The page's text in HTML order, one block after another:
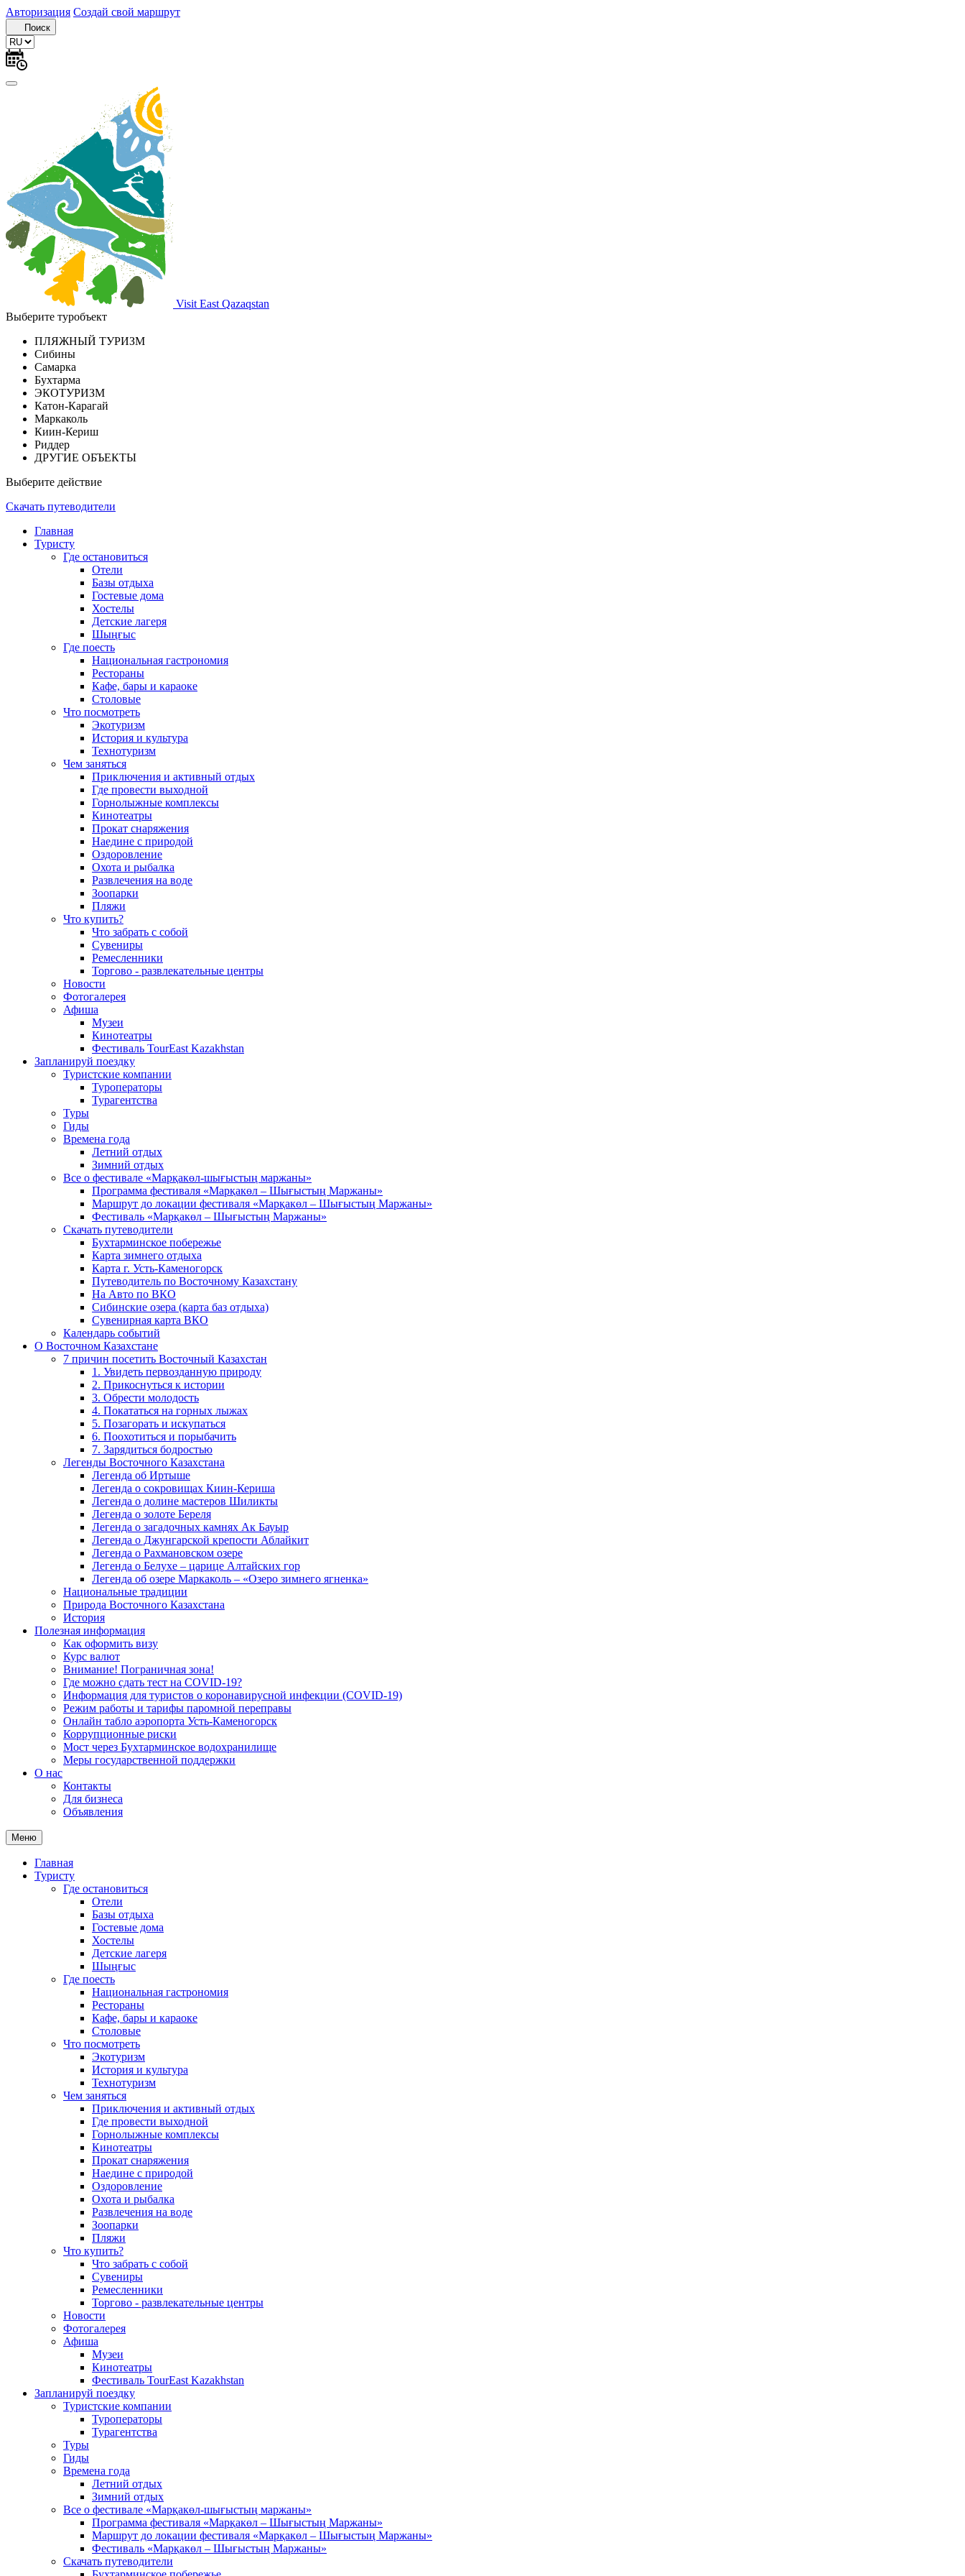
Авторизация Создай свой маршрут
Поиск
Visit East Qazaqstan
Выберите туробъект
ПЛЯЖНЫЙ ТУРИЗМ
Сибины
Самарка
Бухтарма
ЭКОТУРИЗМ
Катон-Карагай
Маркаколь
Киин-Кериш
Риддер
ДРУГИЕ ОБЪЕКТЫ
Выберите действие
Скачать путеводители
Главная
Туристу
Где остановиться
Отели
Базы отдыха
Гостевые дома
Хостелы
Детские лагеря
Шыңғыс
Где поесть
Национальная гастрономия
Рестораны
Кафе, бары и караоке
Столовые
Что посмотреть
Экотуризм
История и культура
Технотуризм
Чем заняться
Приключения и активный отдых
Где провести выходной
Горнолыжные комплексы
Кинотеатры
Прокат снаряжения
Наедине с природой
Оздоровление
Охота и рыбалка
Развлечения на воде
Зоопарки
Пляжи
Что купить?
Что забрать с собой
Сувениры
Ремесленники
Торгово - развлекательные центры
Новости
Фотогалерея
Афиша
Музеи
Кинотеатры
Фестиваль TourEast Kazakhstan
Запланируй поездку
Туристские компании
Туроператоры
Турагентства
Туры
Гиды
Времена года
Летний отдых
Зимний отдых
Все о фестивале «Марқакөл-шығыстың маржаны»
Программа фестиваля «Марқакөл – Шығыстың Маржаны»
Маршрут до локации фестиваля «Марқакөл – Шығыстың Маржаны»
Фестиваль «Марқакөл – Шығыстың Маржаны»
Скачать путеводители
Бухтарминское побережье
Карта зимнего отдыха
Карта г. Усть-Каменогорск
Путеводитель по Восточному Казахстану
На Авто по ВКО
Сибинские озера (карта баз отдыха)
Сувенирная карта ВКО
Календарь событий
О Восточном Казахстане
7 причин посетить Восточный Казахстан
1. Увидеть первозданную природу
2. Прикоснуться к истории
3. Обрести молодость
4. Покататься на горных лыжах
5. Позагорать и искупаться
6. Поохотиться и порыбачить
7. Зарядиться бодростью
Легенды Восточного Казахстана
Легенда об Иртыше
Легенда о сокровищах Киин-Кериша
Легенда о долине мастеров Шиликты
Легенда о золоте Береля
Легенда о загадочных камнях Ак Бауыр
Легенда о Джунгарской крепости Аблайкит
Легенда о Рахмановском озере
Легенда о Белухе – царице Алтайских гор
Легенда об озере Маркаколь – «Озеро зимнего ягненка»
Национальные традиции
Природа Восточного Казахстана
История
Полезная информация
Как оформить визу
Курс валют
Внимание! Пограничная зона!
Где можно сдать тест на COVID-19?
Информация для туристов о коронавирусной инфекции (COVID-19)
Режим работы и тарифы паромной переправы
Онлайн табло аэропорта Усть-Каменогорск
Коррупционные риски
Мост через Бухтарминское водохранилище
Меры государственной поддержки
О нас
Контакты
Для бизнеса
Объявления
Меню
Главная
Туристу
Где остановиться
Отели
Базы отдыха
Гостевые дома
Хостелы
Детские лагеря
Шыңғыс
Где поесть
Национальная гастрономия
Рестораны
Кафе, бары и караоке
Столовые
Что посмотреть
Экотуризм
История и культура
Технотуризм
Чем заняться
Приключения и активный отдых
Где провести выходной
Горнолыжные комплексы
Кинотеатры
Прокат снаряжения
Наедине с природой
Оздоровление
Охота и рыбалка
Развлечения на воде
Зоопарки
Пляжи
Что купить?
Что забрать с собой
Сувениры
Ремесленники
Торгово - развлекательные центры
Новости
Фотогалерея
Афиша
Музеи
Кинотеатры
Фестиваль TourEast Kazakhstan
Запланируй поездку
Туристские компании
Туроператоры
Турагентства
Туры
Гиды
Времена года
Летний отдых
Зимний отдых
Все о фестивале «Марқакөл-шығыстың маржаны»
Программа фестиваля «Марқакөл – Шығыстың Маржаны»
Маршрут до локации фестиваля «Марқакөл – Шығыстың Маржаны»
Фестиваль «Марқакөл – Шығыстың Маржаны»
Скачать путеводители